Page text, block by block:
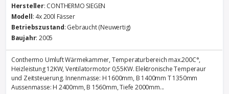
Hersteller: CONTHERMO SIEGEN
Modell: 4x 200l Fässer
Betriebszustand: Gebraucht (Neuwertig)
Baujahr: 2005
Conthermo Umluft Wärmekammer, Temperaturbereich max.200C°,
Heizleistung 12KW, Ventilatormotor 0,55KW. Elektronische Temperaur
und Zeitsteuerung. Innenmasse: H 1600mm, B 1400mm T 1350mm
Aussenmasse: H 2400mm, B 1560mm, Tiefe 2000mm...